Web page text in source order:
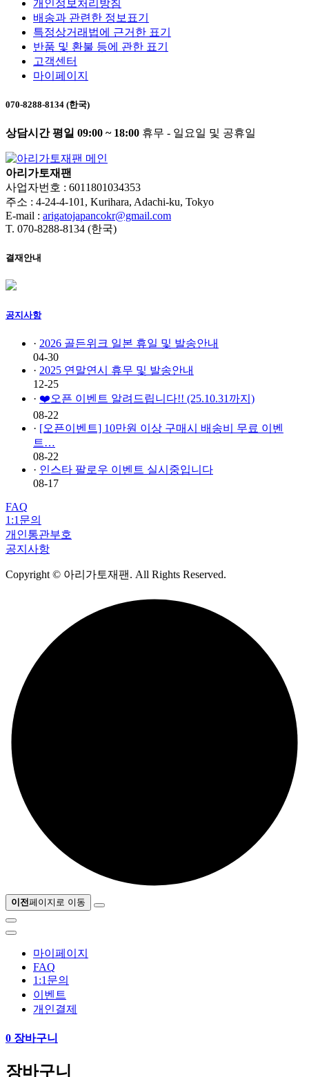
개인정보처리방침
배송과 관련한 정보표기
특정상거래법에 근거한 표기
반품 및 환불 등에 관한 표기
고객센터
마이페이지
070-8288-8134 (한국)
상담시간 평일 09:00 ~ 18:00 휴무 - 일요일 및 공휴일
아리가토재팬
사업자번호 : 6011801034353
주소 : 4-24-4-101, Kurihara, Adachi-ku, Tokyo
E-mail : arigatojapancokr@gmail.com
T. 070-8288-8134 (한국)
결재안내
공지사항
· 2026 골든위크 일본 휴일 및 발송안내
04-30
· 2025 연말연시 휴무 및 발송안내
12-25
· ❤️오픈 이벤트 알려드립니다!! (25.10.31까지)
08-22
· [오픈이벤트] 10만원 이상 구매시 배송비 무료 이벤
트…
08-22
· 인스타 팔로우 이벤트 실시중입니다
08-17
FAQ
1:1문의
개인통관부호
공지사항
Copyright © 아리가토재팬. All Rights Reserved.
이전페이지로 이동
마이페이지
FAQ
1:1문의
이벤트
개인결제
0 장바구니
장바구니